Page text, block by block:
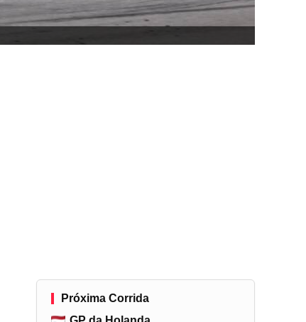
Próxima Corrida